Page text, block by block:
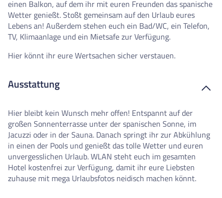
einen Balkon, auf dem ihr mit euren Freunden das spanische
Wetter genießt. Stoßt gemeinsam auf den Urlaub eures
Lebens an! Außerdem stehen euch ein Bad/WC, ein Telefon,
TV, Klimaanlage und ein Mietsafe zur Verfügung.
Hier könnt ihr eure Wertsachen sicher verstauen.
Ausstattung
Hier bleibt kein Wunsch mehr offen! Entspannt auf der
großen Sonnenterrasse unter der spanischen Sonne, im
Jacuzzi oder in der Sauna. Danach springt ihr zur Abkühlung
in einen der Pools und genießt das tolle Wetter und euren
unvergesslichen Urlaub. WLAN steht euch im gesamten
Hotel kostenfrei zur Verfügung, damit ihr eure Liebsten
zuhause mit mega Urlaubsfotos neidisch machen könnt.